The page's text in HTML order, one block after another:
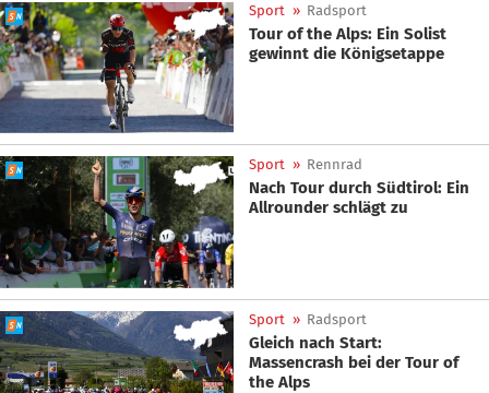
Sport » Radsport
Tour of the Alps: Ein Solist
gewinnt die Königsetappe
Sport » Rennrad
Nach Tour durch Südtirol: Ein
Allrounder schlägt zu
Sport » Radsport
Gleich nach Start:
Massencrash bei der Tour of
the Alps